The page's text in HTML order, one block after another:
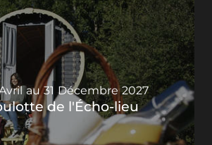
au 31 Décembre 2027
de l'Écho-lieu